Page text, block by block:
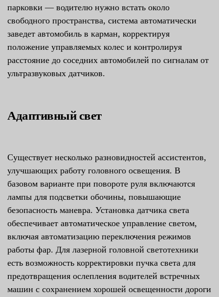
парковки — водителю нужно встать около
свободного пространства, система автоматически
заведет автомобиль в карман, корректируя
положение управляемых колес и контролируя
расстояние до соседних автомобилей по сигналам от
ультразвуковых датчиков.
Адаптивный свет
Существует несколько разновидностей ассистентов,
улучшающих работу головного освещения. В
базовом варианте при повороте руля включаются
лампы для подсветки обочины, повышающие
безопасность маневра. Установка датчика света
обеспечивает автоматическое управление светом,
включая автоматизацию переключения режимов
работы фар. Для лазерной головной светотехники
есть возможность корректировки пучка света для
предотвращения ослепления водителей встречных
машин с сохранением хорошей освещенности дороги